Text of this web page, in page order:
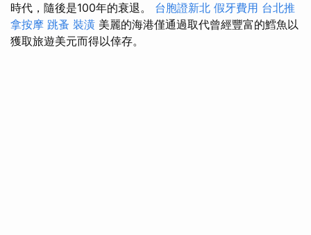
時代，隨後是100年的衰退。 台胞證新北 假牙費用 台北推
拿按摩 跳蚤 裝潢 美麗的海港僅通過取代曾經豐富的鱈魚以
獲取旅遊美元而得以倖存。